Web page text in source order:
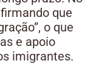
que
o que
e apoio
imigrantes.